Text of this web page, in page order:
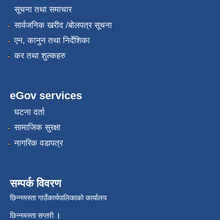
सूचना तथा समाचार
सार्वजनिक खरीद /बोलपत्र सूचना
एन, कानुन तथा निर्देशिका
कर तथा शुल्कहरु
eGov services
घटना दर्ता
सामाजिक सुरक्षा
नागरिक वडापत्र
सम्पर्क विवरण
छिन्नमस्ता गाउँकार्यपालिकाको कार्यालय
छिन्नमस्ता सप्तरी ।